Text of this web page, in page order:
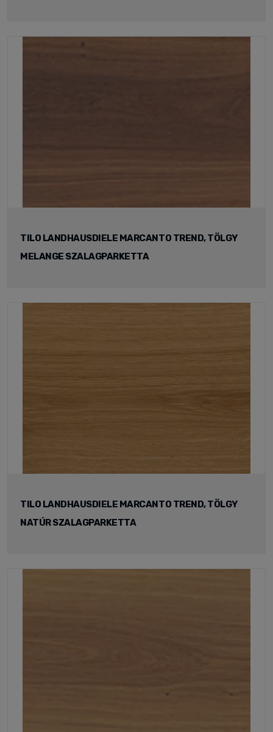
TILO LANDHAUSDIELE MARCANTO TREND, TÖLGY
MELANGE SZALAGPARKETTA
TILO LANDHAUSDIELE MARCANTO TREND, TÖLGY
NATÚR SZALAGPARKETTA